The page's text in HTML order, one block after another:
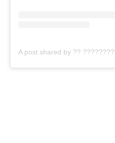
A post shared by ??